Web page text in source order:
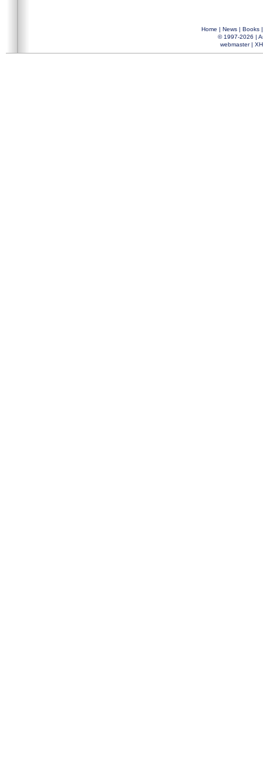
Home | News| Books
© 1997-2026 |
webmaster|